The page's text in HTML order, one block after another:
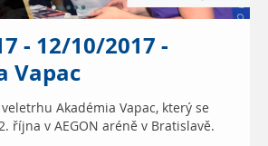
- 12/10/2017 -
Vapac
Akadémia Vapac, který se
října v AEGON aréně v Bratislavě.